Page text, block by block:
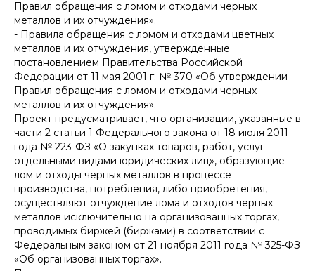
Правил обращения с ломом и отходами черных
металлов и их отчуждения».
- Правила обращения с ломом и отходами цветных
металлов и их отчуждения, утвержденные
постановлением Правительства Российской
Федерации от 11 мая 2001 г. № 370 «Об утверждении
Правил обращения с ломом и отходами черных
металлов и их отчуждения».
Проект предусматривает, что организации, указанные в
части 2 статьи 1 Федерального закона от 18 июля 2011
года № 223-ФЗ «О закупках товаров, работ, услуг
отдельными видами юридических лиц», образующие
лом и отходы черных металлов в процессе
производства, потребления, либо приобретения,
осуществляют отчуждение лома и отходов черных
металлов исключительно на организованных торгах,
проводимых биржей (биржами) в соответствии с
Федеральным законом от 21 ноября 2011 года № 325-ФЗ
«Об организованных торгах».